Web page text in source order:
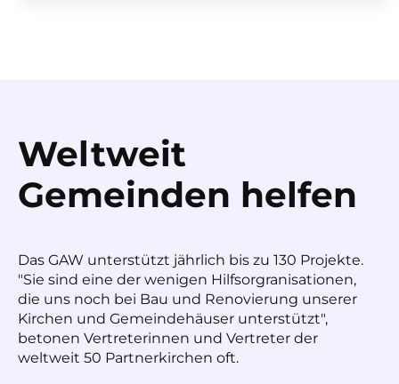
Weltweit
Gemeinden helfen
Das GAW unterstützt jährlich bis zu 130 Projekte.
"Sie sind eine der wenigen Hilfsorgranisationen,
die uns noch bei Bau und Renovierung unserer
Kirchen und Gemeindehäuser unterstützt",
betonen Vertreterinnen und Vertreter der
weltweit 50 Partnerkirchen oft.